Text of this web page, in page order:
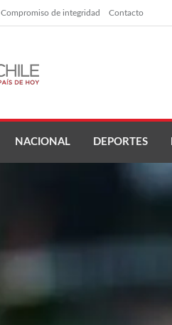
Compromiso de integridad Contacto
NACIONAL DEPORTES